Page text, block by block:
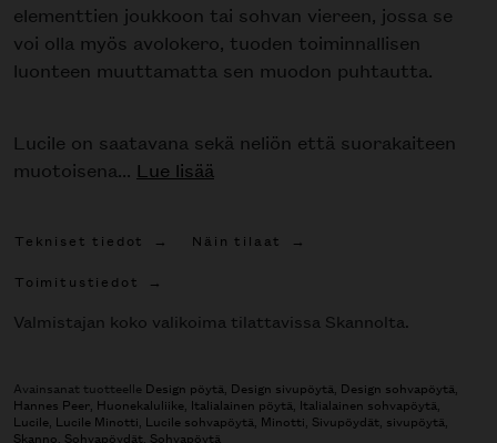
elementtien joukkoon tai sohvan viereen, jossa se
voi olla myös avolokero, tuoden toiminnallisen
luonteen muuttamatta sen muodon puhtautta.
Lucile on saatavana sekä neliön että suorakaiteen
muotoisena... Lue lisää
Tekniset tiedot
Näin tilaat
Toimitustiedot
Valmistajan koko valikoima tilattavissa Skannolta.
Avainsanat tuotteelle Design pöytä, Design sivupöytä, Design sohvapöytä,
Hannes Peer, Huonekaluliike, Italialainen pöytä, Italialainen sohvapöytä,
Lucile, Lucile Minotti, Lucile sohvapöytä, Minotti, Sivupöydät, sivupöytä,
Skanno, Sohvapöydät, Sohvapöytä